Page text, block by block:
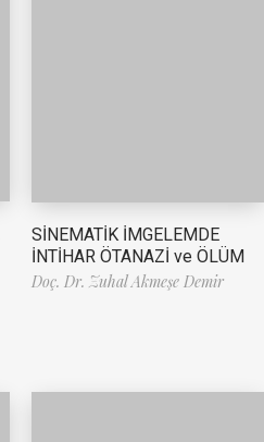
SİNEMATİK İMGELEMDE
İNTİHAR ÖTANAZİ ve ÖLÜM
Doç. Dr. Zuhal Akmeşe Demir